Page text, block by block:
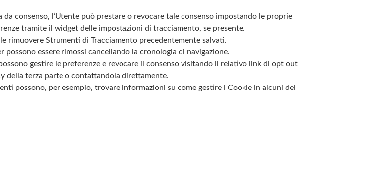
consenso, l’Utente può prestare o revocare tale consenso impostando le proprie
tramite il widget delle impostazioni di tracciamento, se presente.
rimuovere Strumenti di Tracciamento precedentemente salvati.
essere rimossi cancellando la cronologia di navigazione.
gestire le preferenze e revocare il consenso visitando il relativo link di opt out
della terza parte o contattandola direttamente.
possono, per esempio, trovare informazioni su come gestire i Cookie in alcuni dei